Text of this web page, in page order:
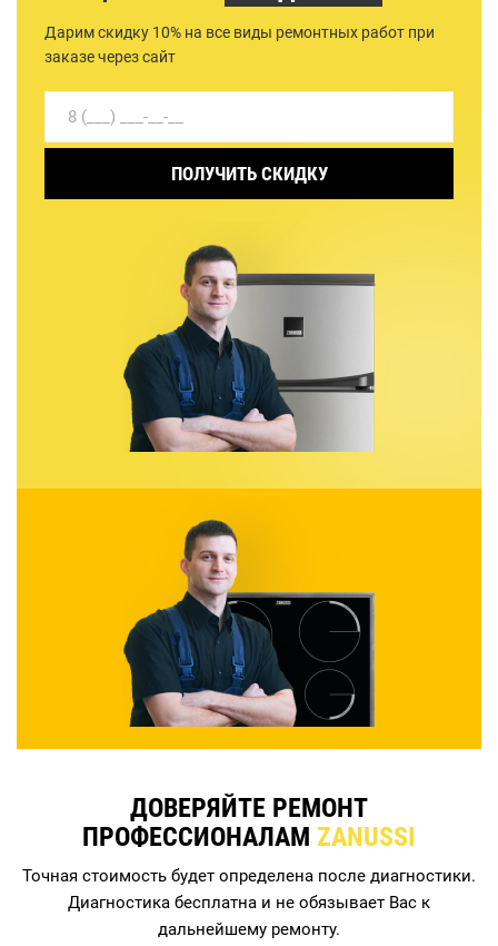
Дарим скидку 10% на все виды ремонтных работ при
заказе через сайт
ПОЛУЧИТЬ СКИДКУ
ДОВЕРЯЙТЕ РЕМОНТ
ПРОФЕССИОНАЛАМ ZANUSSI
Точная стоимость будет определена после диагностики.
Диагностика бесплатна и не обязывает Вас к
дальнейшему ремонту.